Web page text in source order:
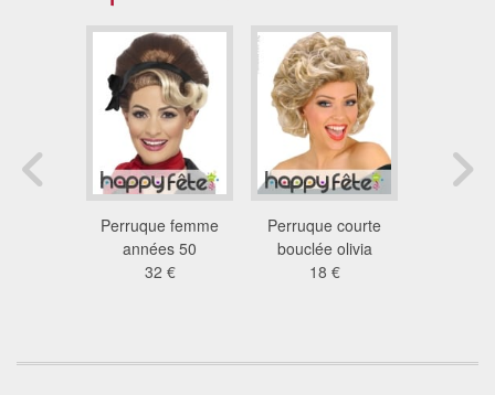
Perruque femme
années 50
32 €
Perruque courte
bouclée olivia
18 €